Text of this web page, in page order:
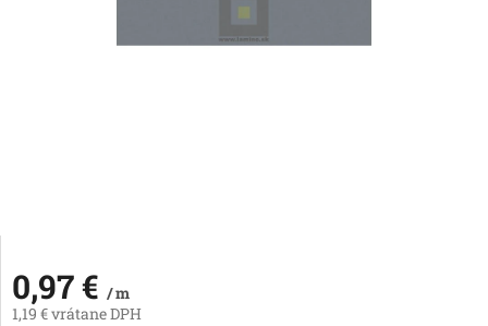
0,97 € / m
1,19 € vrátane DPH